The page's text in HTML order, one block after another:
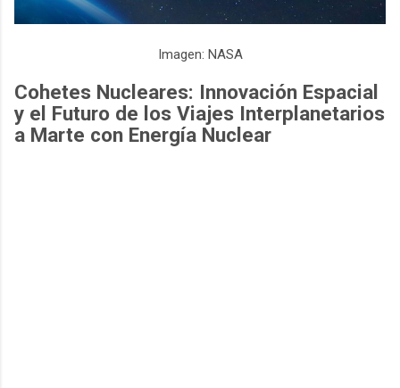
Imagen: NASA
Cohetes Nucleares: Innovación Espacial
y el Futuro de los Viajes Interplanetarios
a Marte con Energía Nuclear